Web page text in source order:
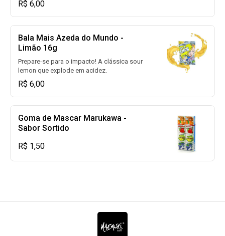
R$ 6,00
Bala Mais Azeda do Mundo -
Limão 16g
Prepare-se para o impacto! A clássica sour
lemon que explode em acidez.
R$ 6,00
Goma de Mascar Marukawa -
Sabor Sortido
R$ 1,50